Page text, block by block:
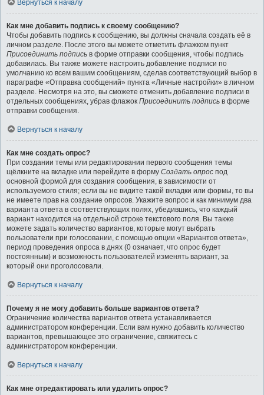
Вернуться к началу
Как мне добавить подпись к своему сообщению?
Чтобы добавить подпись к сообщению, вы должны сначала создать её в
личном разделе. После этого вы можете отметить флажком пункт
Присоединить подпись в форме отправки сообщения, чтобы подпись
добавилась. Вы также можете настроить добавление подписи по
умолчанию ко всем вашим сообщениям, сделав соответствующий выбор в
параграфе «Отправка сообщений» пункта «Личные настройки» в личном
разделе. Несмотря на это, вы сможете отменить добавление подписи в
отдельных сообщениях, убрав флажок Присоединить подпись в форме
отправки сообщения.
Вернуться к началу
Как мне создать опрос?
При создании темы или редактировании первого сообщения темы
щёлкните на вкладке или перейдите в форму Создать опрос под
основной формой для создания сообщения, в зависимости от
используемого стиля; если вы не видите такой вкладки или формы, то вы
не имеете прав на создание опросов. Укажите вопрос и как минимум два
варианта ответа в соответствующих полях, убедившись, что каждый
вариант находится на отдельной строке текстового поля. Вы также
можете задать количество вариантов, которые могут выбрать
пользователи при голосовании, с помощью опции «Вариантов ответа»,
период проведения опроса в днях (0 означает, что опрос будет
постоянным) и возможность пользователей изменять вариант, за
который они проголосовали.
Вернуться к началу
Почему я не могу добавить больше вариантов ответа?
Ограничение количества вариантов ответа устанавливается
администратором конференции. Если вам нужно добавить количество
вариантов, превышающее это ограничение, свяжитесь с
администратором конференции.
Вернуться к началу
Как мне отредактировать или удалить опрос?